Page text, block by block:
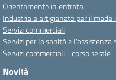
Orientamento in entrata
Industria e artigianato per il made
Servizi commerciali
Servizi per la sanità e l'assistenza
Servizi commerciali - corso serale
Novità